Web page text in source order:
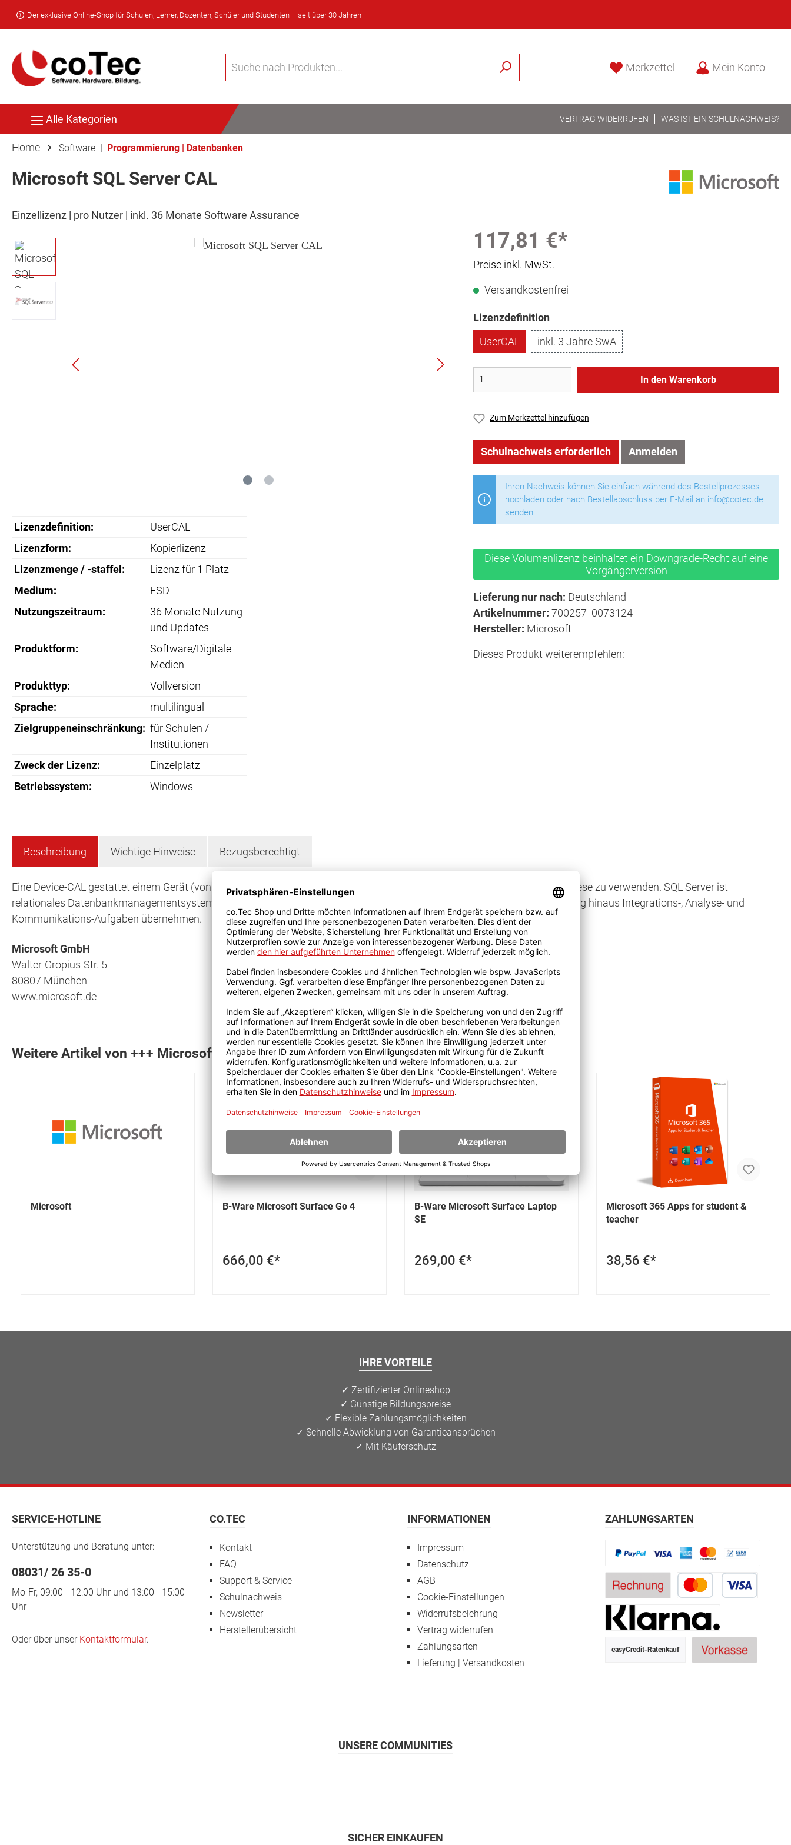
Der exklusive Online-Shop für Schulen, Lehrer, Dozenten, Schüler und Studenten – seit über 30 Jahren
Merkzettel Mein Konto
Alle Kategorien VERTRAG WIDERRUFEN WAS IST EIN SCHULNACHWEIS?
Home Software | Programmierung | Datenbanken
Microsoft SQL Server CAL
Einzellizenz | pro Nutzer | inkl. 36 Monate Software Assurance
Lizenzdefinition:
UserCAL
Lizenzform:
Kopierlizenz
Lizenzmenge / -staffel:
Lizenz für 1 Platz
Medium:
ESD
Nutzungszeitraum:
36 Monate Nutzung
und Updates
Produktform:
Software/Digitale
Medien
Produkttyp:
Vollversion
Sprache:
multilingual
Zielgruppeneinschränkung: für Schulen /
Institutionen
Zweck der Lizenz:
Einzelplatz
Betriebssystem:
Windows
117,81 €*
Preise inkl. MwSt.
Versandkostenfrei
Lizenzdefinition
UserCAL
inkl. 3 Jahre SwA
In den Warenkorb
Zum Merkzettel hinzufügen
Schulnachweis erforderlich Anmelden
Ihren Nachweis können Sie einfach während des Bestellprozesses
hochladen oder nach Bestellabschluss per E-Mail an info@cotec.de
senden.
Diese Volumenlizenz beinhaltet ein Downgrade-Recht auf eine
Vorgängerversion
Lieferung nur nach: Deutschland
Artikelnummer: 700257_0073124
Hersteller: Microsoft
Dieses Produkt weiterempfehlen:
Beschreibung Wichtige Hinweise Bezugsberechtigt
Eine Device-CAL gestattet einem Gerät (von einem beliebigen Nutzer verwendet), auf die Serversoftware zuzugreifen oder diese zu verwenden. SQL Server ist
relationales Datenbankmanagementsystem und Programmier-Plattform in einem und kann über die reine Daten-Speicherung hinaus Integrations-, Analyse- und
Kommunikations-Aufgaben übernehmen.
Microsoft GmbH
Walter-Gropius-Str. 5
80807 München
www.microsoft.de
Weitere Artikel von +++ Microsoft +++ ansehen
Microsoft B-Ware Microsoft Surface Go 4
666,00 €*
B-Ware Microsoft Surface Laptop
SE
269,00 €*
Microsoft 365 Apps for student &
teacher
38,56 €*
IHRE VORTEILE
✓ Zertifizierter Onlineshop
✓ Günstige Bildungspreise
✓ Flexible Zahlungsmöglichkeiten
✓ Schnelle Abwicklung von Garantieansprüchen
✓ Mit Käuferschutz
SERVICE-HOTLINE
Unterstützung und Beratung unter:
08031/ 26 35-0
Mo-Fr, 09:00 - 12:00 Uhr und 13:00 - 15:00
Uhr
Oder über unser Kontaktformular.
CO.TEC
Kontakt
FAQ
Support & Service
Schulnachweis
Newsletter
Herstellerübersicht
INFORMATIONEN
Impressum
Datenschutz
AGB
Cookie-Einstellungen
Widerrufsbelehrung
Vertrag widerrufen
Zahlungsarten
Lieferung | Versandkosten
ZAHLUNGSARTEN
easyCredit-Ratenkauf
SICHER EINKAUFEN
UNSERE COMMUNITIES